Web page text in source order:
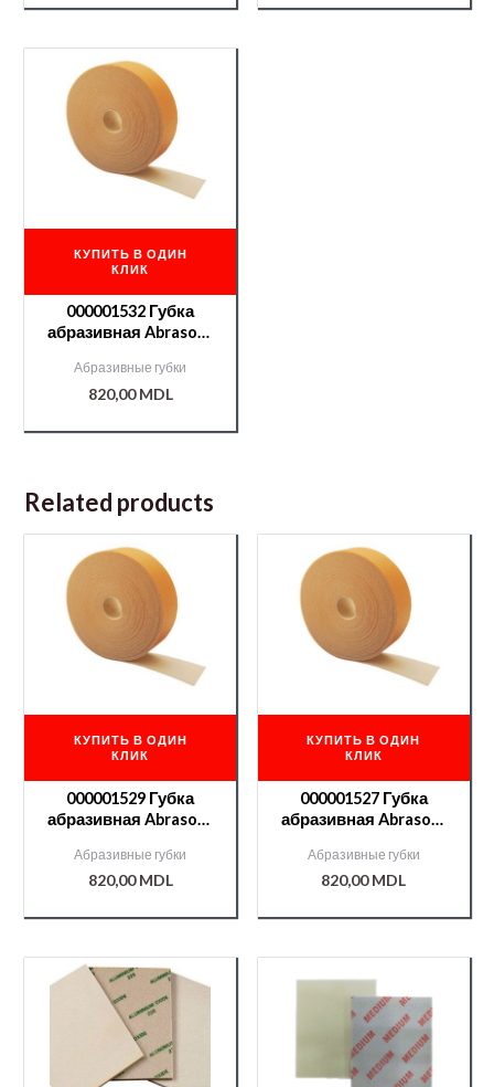
КУПИТЬ В ОДИН
КЛИК
000001532 Губка
абразивная Abrasoft
коробки)
Абразивные губки
820,00MDL
Related products
КУПИТЬ В ОДИН
КЛИК
000001529 Губка
абразивная Abrasoft
коробки)
Абразивные губки
820,00MDL
КУПИТЬ В ОДИН
КЛИК
000001527 Губка
абразивная Abrasoft
коробки)
Абразивные губки
820,00MDL